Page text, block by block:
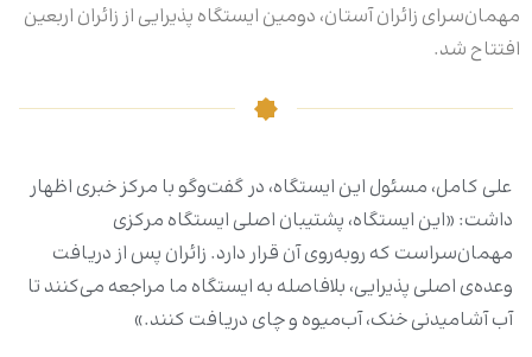
مهمان‌سرای زائران آستان، دومین ایستگاه پذیرایی از زائران اربعین
افتتاح شد.
علی کامل، مسئول این ایستگاه، در گفت‌وگو با مرکز خبری اظهار
داشت: «این ایستگاه، پشتیبان اصلی ایستگاه مرکزی
مهمان‌سراست که روبه‌روی آن قرار دارد. زائران پس از دریافت
وعده‌ی اصلی پذیرایی، بلافاصله به ایستگاه ما مراجعه می‌کنند تا
آب آشامیدنی خنک، آب‌میوه و چای دریافت کنند.»